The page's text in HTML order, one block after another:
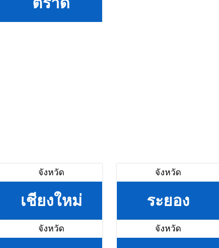
จังหวัด
เชียงใหม่
จังหวัด
ระยอง
จังหวัด จังหวัด